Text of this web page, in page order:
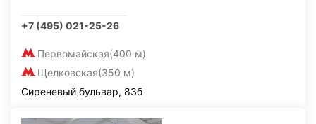
+7 (495) 021-25-26
Первомайская(400 м)
Щелковская(350 м)
Сиреневый бульвар, 83б